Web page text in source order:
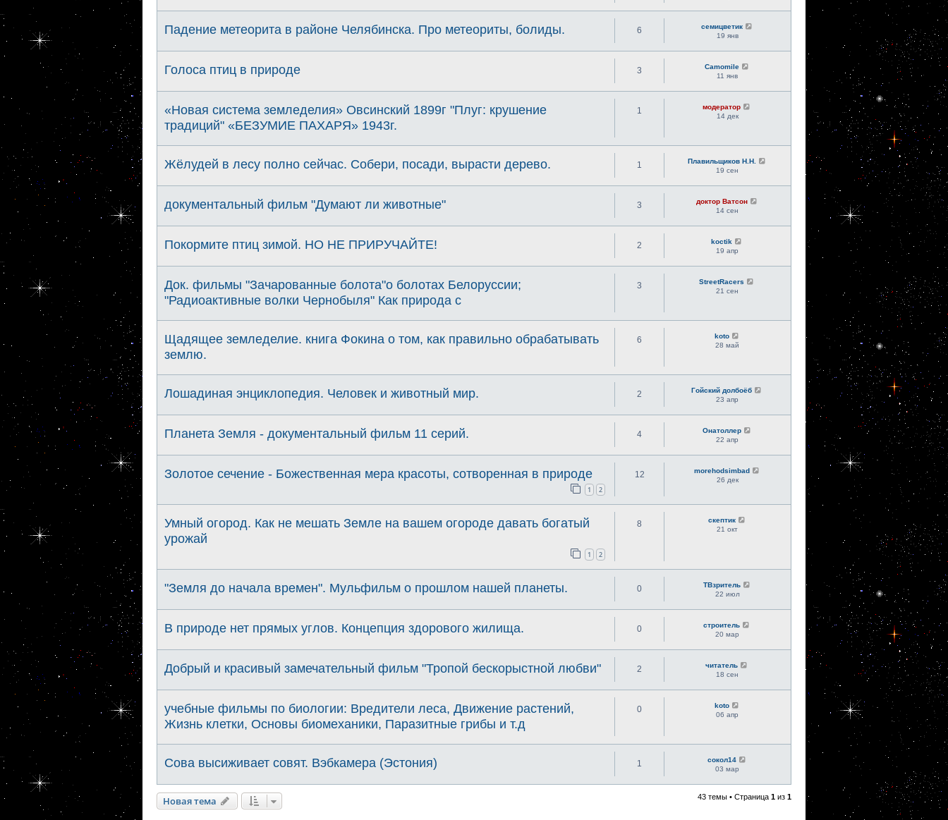
Падение метеорита в районе Челябинска. Про метеориты, болиды. 6
семицветик
19 янв
Голоса птиц в природе 3
Camomile
11 янв
«Новая система земледелия» Овсинский 1899г "Плуг: крушение
традиций" «БЕЗУМИЕ ПАХАРЯ» 1943г.
1
модератор
14 дек
Жёлудей в лесу полно сейчас. Собери, посади, вырасти дерево. 1
Плавильщиков Н.Н.
19 сен
документальный фильм "Думают ли животные" 3
доктор Ватсон
14 сен
Покормите птиц зимой. НО НЕ ПРИРУЧАЙТЕ! 2
koctik
19 апр
Док. фильмы "Зачарованные болота"о болотах Белоруссии;
"Радиоактивные волки Чернобыля" Как природа с
3
StreetRacers
21 сен
Щадящее земледелие. книга Фокина о том, как правильно обрабатывать
землю.
6
koto
28 май
Лошадиная энциклопедия. Человек и животный мир. 2
Гойский долбоёб
23 апр
Планета Земля - документальный фильм 11 серий. 4
Онатоллер
22 апр
Золотое сечение - Божественная мера красоты, сотворенная в природе
1 2
12
morehodsimbad
26 дек
Умный огород. Как не мешать Земле на вашем огороде давать богатый
урожай
1 2
8
скептик
21 окт
"Земля до начала времен". Мульфильм о прошлом нашей планеты. 0
ТВзритель
22 июл
В природе нет прямых углов. Концепция здорового жилища. 0
строитель
20 мар
Добрый и красивый замечательный фильм "Тропой бескорыстной любви" 2
читатель
18 сен
учебные фильмы по биологии: Вредители леса, Движение растений,
Жизнь клетки, Основы биомеханики, Паразитные грибы и т.д
0
koto
06 апр
Сова высиживает совят. Вэбкамера (Эстония) 1
сокол14
03 мар
Новая тема 43 темы • Страница 1 из 1